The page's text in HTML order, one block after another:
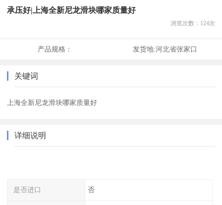
承压好|上海全新尼龙滑块哪家质量好
浏览次数： 124次
产品规格： 发货地:河北省张家口
关键词
上海全新尼龙滑块哪家质量好
详细说明
是否进口 否